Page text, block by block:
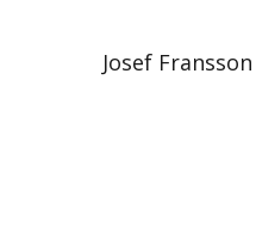
Josef Fransson